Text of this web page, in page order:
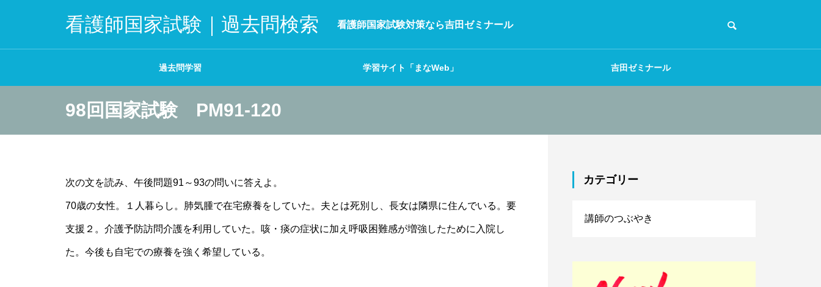
看護師国家試験｜過去問検索 看護師国家試験対策なら吉田ゼミナール
過去問学習 学習サイト「まなWeb」 吉田ゼミナール
98回国家試験 PM91-120
次の文を読み、午後問題91～93の問いに答えよ。
70歳の女性。１人暮らし。肺気腫で在宅療養をしていた。夫とは死別し、長女は隣県に住んでいる。要
支援２。介護予防訪問介護を利用していた。咳・痰の症状に加え呼吸困難感が増強したために入院し
た。今後も自宅での療養を強く希望している。
カテゴリー
講師のつぶやき